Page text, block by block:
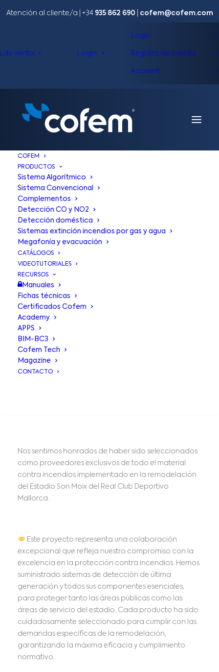
Atención al cliente/a​ | +34 935 862 690 cofem@cofem.com
de venta Login
Login
Registro de cuenta
Account
COFEM
PRODUCTOS
Sistema Algorítmico
Sistema Convencional
Complementos
Detección CO y NO2
Detección doméstica
Sistemas extinción incendios por gas y agua
Megafonía y evacuación
CATÁLOGOS
VIDEOTUTORIALES
RECURSOS
Manuales
Fichas técnicas
Certificados Cofem
Academy
APPS
BIM-BC3
Cofem Tech
Magazine
CONTACTO
Nos sentimos honrados de haber sido seleccionados
como proveedores exclusivos de todo el material
contra incendios implementado en la remodelación
del Estadio Son Moix del Real Club Deportivo
Mallorca.
Este proyecto representa una colaboración
excepcional que refleja nuestro compromiso con la
excelencia en la protección contra incendios. Hemos
suministrado sistemas de detección de última
generación y todos sus componentes esenciales,
para proteger tanto las áreas públicas como las
áreas de servicio del estadio. Cada producto ha sido
cuidadosamente seleccionado para cumplir con las
demandas específicas de la remodelación,
garantizando la máxima eficacia y cumplimiento
normativo.